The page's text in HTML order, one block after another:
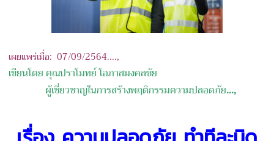
เผยแพร่เมื่อ: 07/09/2564....,
เขียนโดย คุณปราโมทย์ โอภาสมงคลชัย
ผู้เชี่ยวชาญในการสร้างพฤติกรรมความปลอดภัย...,